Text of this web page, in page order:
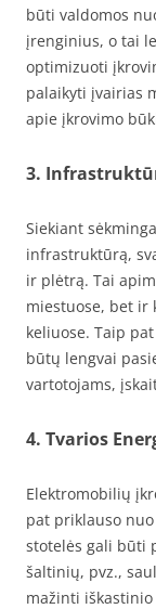
būti valdomos
įrenginius, o tai
optimizuoti
palaikyti įvairias
apie įkrovimo
3.
Siekiant
infrastruktūrą,
ir plėtrą. Tai
miestuose, bet ir
keliuose. Taip
būtų lengvai
vartotojams,
4. Tvarios
Elektromobilių
pat priklauso
stotelės gali būti
šaltinių, pvz.,
mažinti